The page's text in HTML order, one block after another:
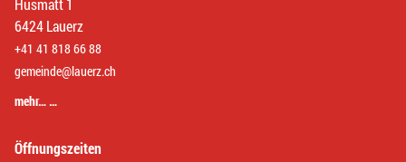
Husmatt 1
6424 Lauerz
+41 41 818 66 88
gemeinde@lauerz.ch
mehr… …
Öffnungszeiten